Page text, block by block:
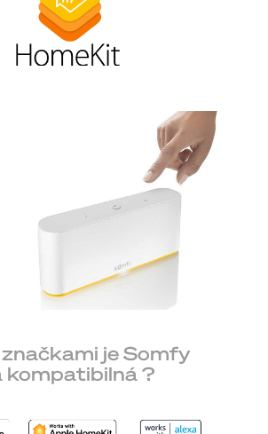
je Somfy
kompatibilná ?